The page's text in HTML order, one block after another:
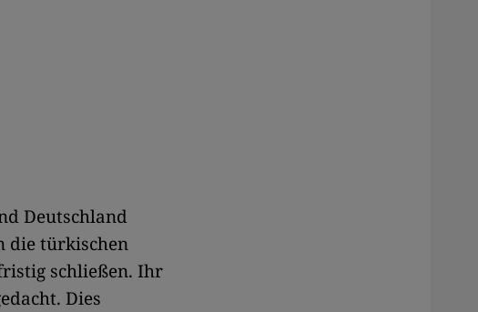
Deutschland
die türkischen
schließen. Ihr
Dies